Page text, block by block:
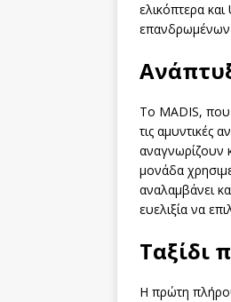
ελικόπτερα
Το MADIS, που
τις αμυντικές
αναγνωρίζουν
μονάδα
αναλαμβάνει
ευελιξία να
Ταξίδι
Η πρώτη